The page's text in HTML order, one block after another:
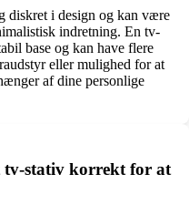
diskret i design og kan være
indretning. En tv-
base og kan have flere
eller mulighed for at
af dine personlige
tv-stativ korrekt for at